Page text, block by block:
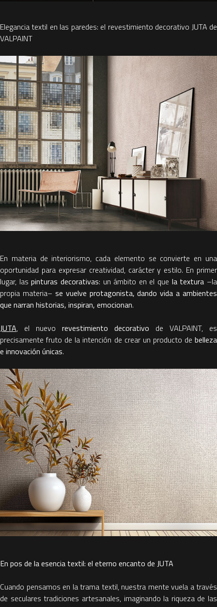
Elegancia textil en las paredes: el revestimiento decorativo JUTA de
VALPAINT
En materia de interiorismo, cada elemento se convierte en una
oportunidad para expresar creatividad, carácter y estilo. En primer
lugar, laspinturas decorativas: un ámbito en el que la textura –la
propia materia– se vuelve protagonista, dando vida a ambientes
que narran historias, inspiran, emocionan.
JUTA, el nuevo revestimiento decorativo de VALPAINT, es
precisamente fruto de la intención de crear un producto de belleza
e innovación únicas.
En pos de la esencia textil: el eterno encanto de JUTA
Cuando pensamos en la trama textil, nuestra mente vuela a través
de seculares tradiciones artesanales, imaginando la riqueza de las